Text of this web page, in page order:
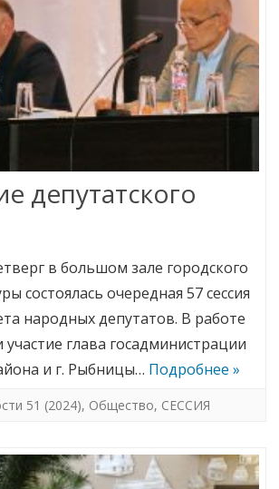
депутатского
в большом зале городского
состоялась очередная 57 сессия
народных депутатов. В работе
участие глава госадминистрации
и г. Рыбницы… Подробнее »
51 (2024), Общество, СЕССИЯ